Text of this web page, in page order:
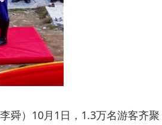
舜）10月1日，1.3万名游客齐聚